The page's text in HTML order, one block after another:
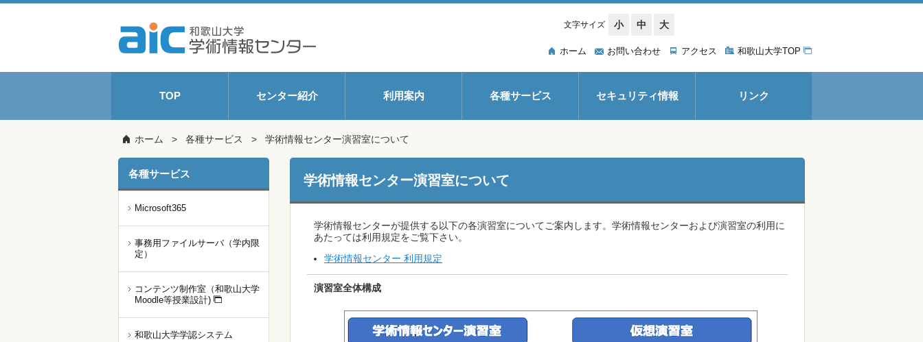
文字サイズ 小 中 大
ホーム お問い合わせ アクセス 和歌山大学TOP
TOP センター紹介 利用案内 各種サービス セキュリティ情報 リンク
ホーム 各種サービス 学術情報センター演習室について
学術情報センター演習室について
学術情報センターが提供する以下の各演習室についてご案内します。学術情報センターおよび演習室の利用に
あたっては利用規定をご覧下さい。
学術情報センター 利用規定
演習室全体構成
各種サービス
Microsoft365
事務用ファイルサーバ（学内限
定）
コンテンツ制作室（和歌山大学
Moodle等授業設計)
和歌山大学学認システム